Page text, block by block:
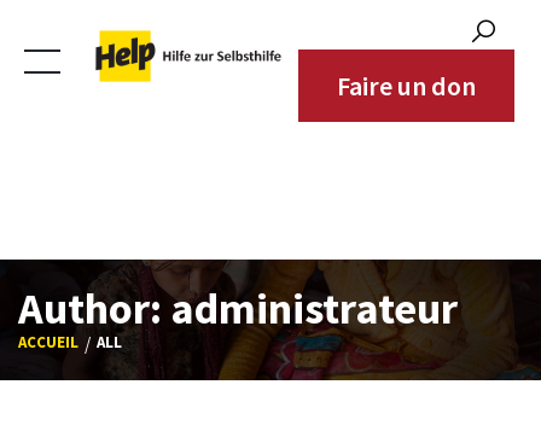
Bénéficiaires Zones d'intervention
Faire un don
Author:administrateur
ACCUEIL ALL